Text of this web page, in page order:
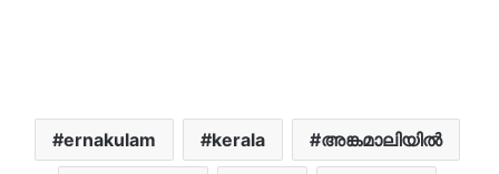
ernakulam kerala അങ്കമാലിയില്‍